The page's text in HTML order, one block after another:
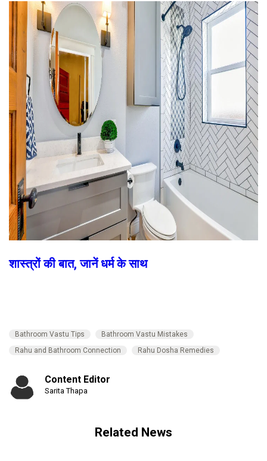
शास्त्रों की बात, जानें धर्म के साथ
Bathroom Vastu Tips
Bathroom Vastu Mistakes
Rahu and Bathroom Connection
Rahu Dosha Remedies
Content Editor
Sarita Thapa
Related News